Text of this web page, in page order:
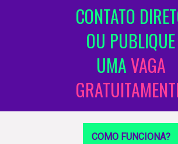
CONTATO
OU PUBLIQUE
UMAVAGA
COMO FUNCIONA?